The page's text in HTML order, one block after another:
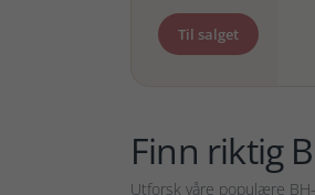
Til salget
Finn riktig
Utforsk våre populære